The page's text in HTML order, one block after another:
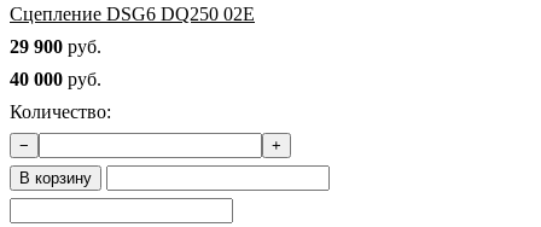
Сцепление DSG6 DQ250 02E
29 900 руб.
40 000 руб.
Количество:
−
+
В корзину